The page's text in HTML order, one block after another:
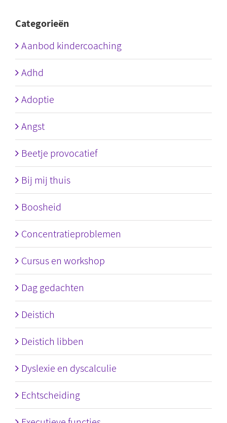
Categorieën
Aanbod kindercoaching
Adhd
Adoptie
Angst
Beetje provocatief
Bij mij thuis
Boosheid
Concentratieproblemen
Cursus en workshop
Dag gedachten
Deistich
Deistich libben
Dyslexie en dyscalculie
Echtscheiding